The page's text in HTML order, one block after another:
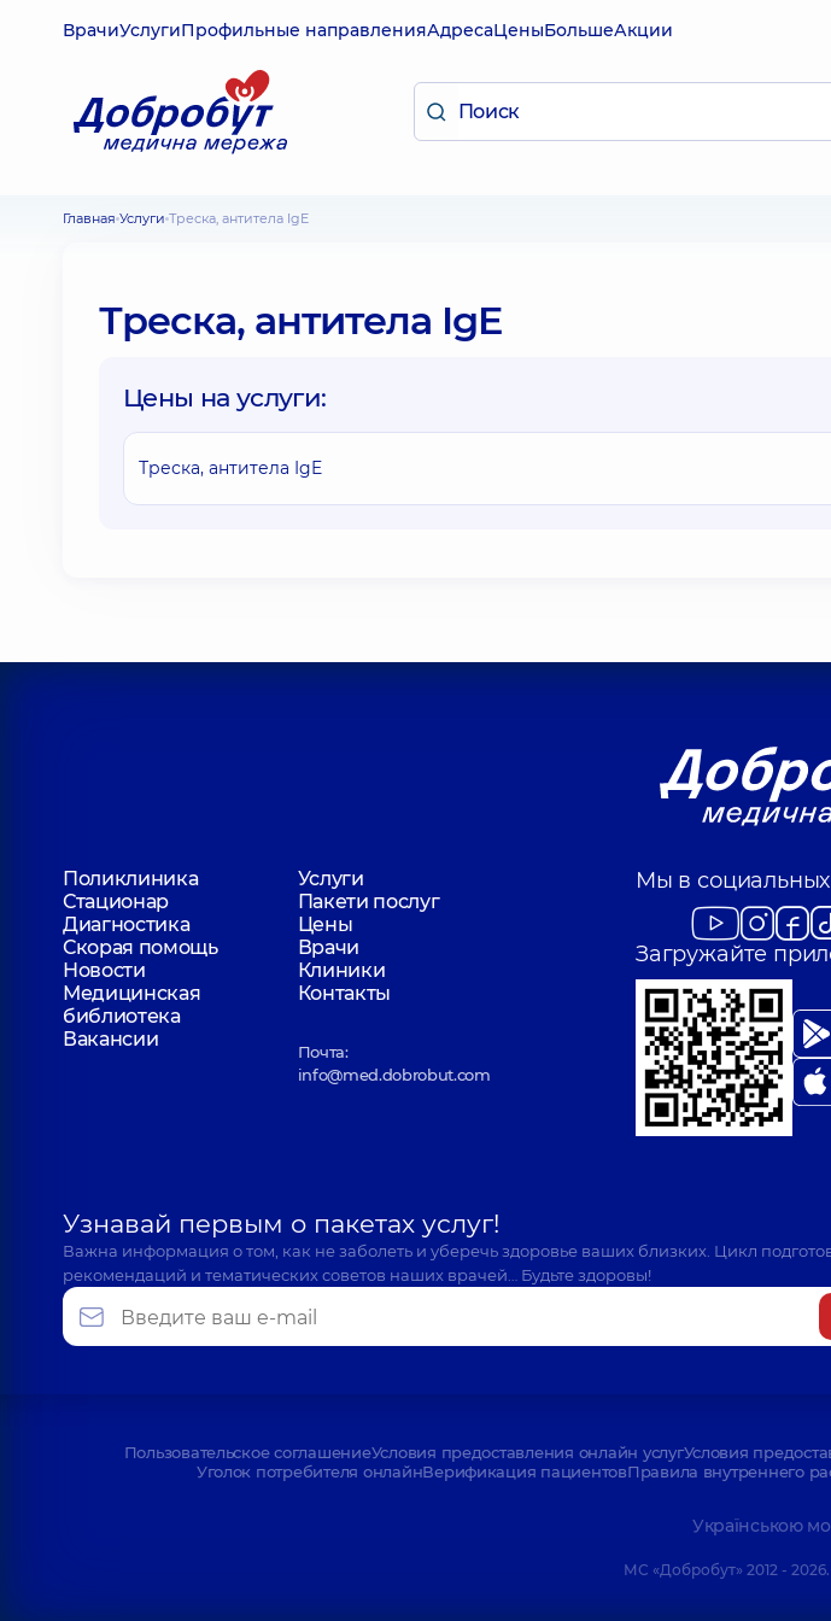
ВрачиУслугиПрофильные направленияАдресаЦеныБольшеАкции
Главная Услуги Треска, антитела IgE
Треска, антитела IgE
Цены на услуги:
Треска, антитела IgE
Поликлиника
Услуги
Стационар
Пакети послуг
Диагностика
Цены
Скорая помощь
Врачи
Новости
Клиники
Медицинская
библиотека
Контакты
Вакансии
Почта:
info@med.dobrobut.com
Мы в социальных
Загружайте
Узнавай первым о пакетах услуг!
Важна информация о том, как не заболеть и уберечь здоровье ваших близких. Цикл
рекомендаций и тематических советов наших врачей… Будьте здоровы!
Пользовательское соглашениеУсловия предоставления онлайн услугУсловия
Уголок потребителя онлайнВерификация пациентовПравила внутреннего
Українською
МС «Добробут» 2012 -